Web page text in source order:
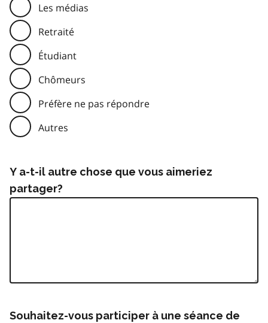
Les médias
Retraité
Étudiant
Chômeurs
Préfère ne pas répondre
Autres
Y a-t-il autre chose que vous aimeriez
partager?
Souhaitez-vous participer à une séance de